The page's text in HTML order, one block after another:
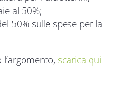
al 50%;
50% sulle spese per la
scarica qui